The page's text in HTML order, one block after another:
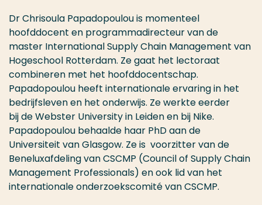
Dr Chrisoula Papadopoulou is momenteel
hoofddocent en programmadirecteur van de
master International Supply Chain Management van
Hogeschool Rotterdam. Ze gaat het lectoraat
combineren met het hoofddocentschap.
Papadopoulou heeft internationale ervaring in het
bedrijfsleven en het onderwijs. Ze werkte eerder
bij de Webster University in Leiden en bij Nike.
Papadopoulou behaalde haar PhD aan de
Universiteit van Glasgow. Ze is voorzitter van de
Beneluxafdeling van CSCMP (Council of Supply Chain
Management Professionals) en ook lid van het
internationale onderzoekscomité van CSCMP.